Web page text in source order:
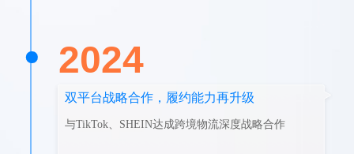
2024
双平台战略合作，履约能力再升级
与TikTok、SHEIN达成跨境物流深度战略合作